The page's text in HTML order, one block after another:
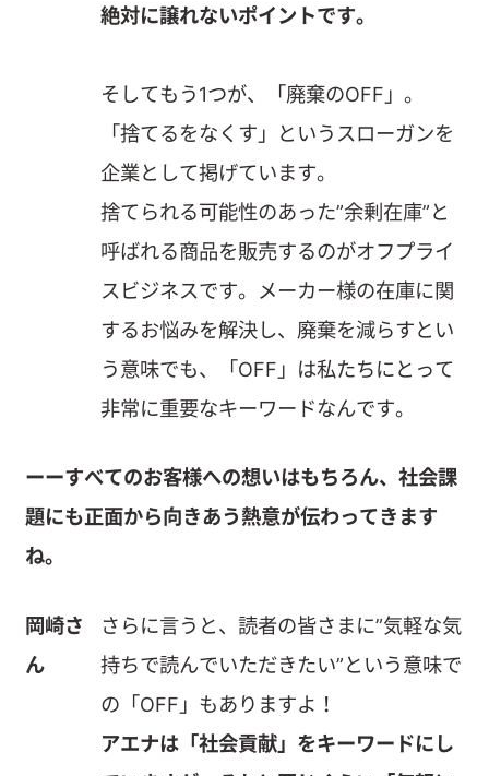
絶対に譲れないポイントです。
そしてもう1つが、「廃棄のOFF」。
「捨てるをなくす」というスローガンを
企業として掲げています。
捨てられる可能性のあった”余剰在庫”と
呼ばれる商品を販売するのがオフプライ
スビジネスです。メーカー様の在庫に関
するお悩みを解決し、廃棄を減らすとい
う意味でも、「OFF」は私たちにとって
非常に重要なキーワードなんです。
ーーすべてのお客様への想いはもちろん、社会課
題にも正面から向きあう熱意が伝わってきます
ね。
岡崎さ
ん
さらに言うと、読者の皆さまに”気軽な気
持ちで読んでいただきたい”という意味で
の「OFF」もありますよ！
アエナは「社会貢献」をキーワードにし